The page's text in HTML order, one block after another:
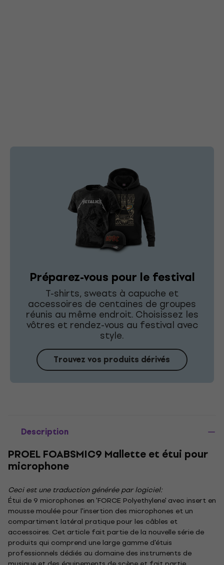
Préparez-vous pour le festival
T-shirts, sweats à capuche et
accessoires de centaines de groupes
réunis au même endroit. Choisissez les
vôtres et rendez-vous au festival avec
style.
Trouvez vos produits dérivés
Description
PROEL FOABSMIC9 Mallette et étui pour
microphone
Ceci est une traduction générée par logiciel:
Étui de 9 microphones en 'FORCE Polyethylene' avec insert en
mousse moulée pour l'insertion des microphones et un
compartiment latéral pratique pour les câbles et
accessoires. Cet article fait partie de la nouvelle série de
produits qui comprend une large gamme d'étuis
professionnels dédiés au domaine des instruments de